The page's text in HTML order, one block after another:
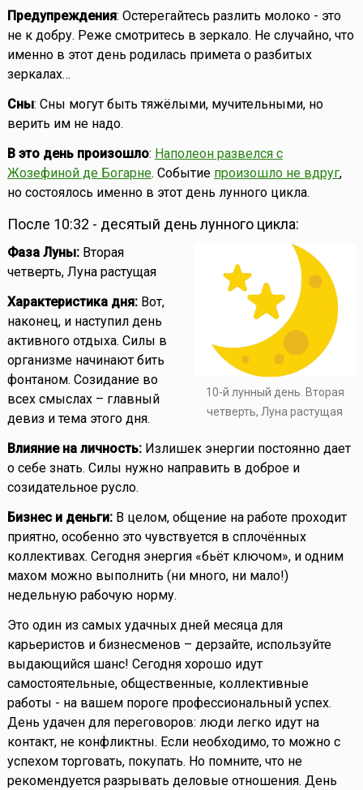
Предупреждения: Остерегайтесь разлить молоко - это
не к добру. Реже смотритесь в зеркало. Не случайно, что
именно в этот день родилась примета о разбитых
зеркалах…
Сны: Сны могут быть тяжёлыми, мучительными, но
верить им не надо.
В это день произошло: Наполеон развелся с
Жозефиной де Богарне. Событие произошло не вдруг,
но состоялось именно в этот день лунного цикла.
После 10:32 - десятый день лунного цикла:
10-й лунный день. Вторая
четверть, Луна растущая
Фаза Луны: Вторая
четверть, Луна растущая
Характеристика дня:Вот,
наконец, и наступил день
активного отдыха. Силы в
организме начинают бить
фонтаном. Созидание во
всех смыслах – главный
девиз и тема этого дня.
Влияние на личность:Излишек энергии постоянно дает
о себе знать. Силы нужно направить в доброе и
созидательное русло.
Бизнес и деньги:В целом, общение на работе проходит
приятно, особенно это чувствуется в сплочённых
коллективах. Сегодня энергия «бьёт ключом», и одним
махом можно выполнить (ни много, ни мало!)
недельную рабочую норму.
Это один из самых удачных дней месяца для
карьеристов и бизнесменов – дерзайте, используйте
выдающийся шанс! Сегодня хорошо идут
самостоятельные, общественные, коллективные
работы - на вашем пороге профессиональный успех.
День удачен для переговоров: люди легко идут на
контакт, не конфликтны. Если необходимо, то можно с
успехом торговать, покупать. Но помните, что не
рекомендуется разрывать деловые отношения. День